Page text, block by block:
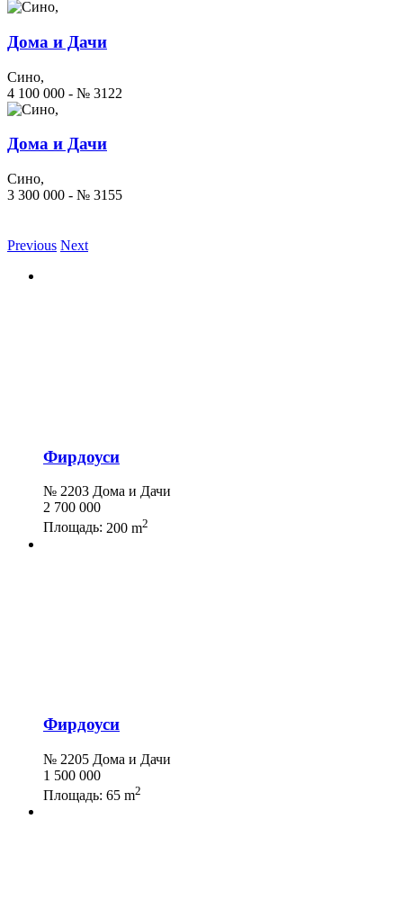
Дома и Дачи
Сино,
4 100 000 - № 3122
Дома и Дачи
Сино,
3 300 000 - № 3155
Previous Next
Фирдоуси
№ 2203 Дома и Дачи
2 700 000
Площадь: 200 m2
Фирдоуси
№ 2205 Дома и Дачи
1 500 000
Площадь: 65 m2